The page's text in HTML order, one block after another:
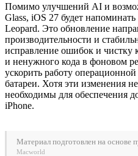
Помимо улучшений AI и
Glass, iOS 27 будет
Leopard. Это обновление
производительности и
исправление ошибок и чистку
и ненужного кода в фоновом
ускорить работу
батареи. Хотя эти изменения
необходимы для обеспечения
iPhone.
Материал подготовлен на основе
Macworld